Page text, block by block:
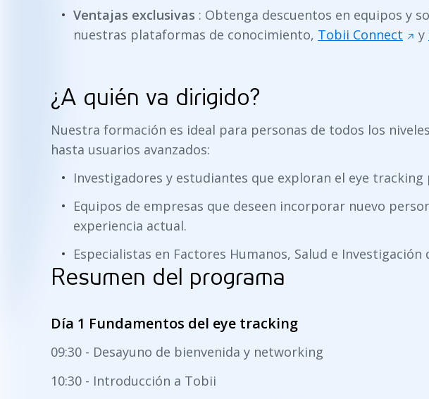
Ventajas exclusivas : Obtenga descuentos en equipos y
nuestras plataformas de conocimiento, Tobii Connect y
¿A quién va dirigido?
Nuestra formación es ideal para personas de todos los
hasta usuarios avanzados:
Investigadores y estudiantes que exploran el eye
Equipos de empresas que deseen incorporar nuevo
experiencia actual.
Especialistas en Factores Humanos, Salud e Investigación
Resumen del programa
Día 1 Fundamentos del eye tracking
09:30 - Desayuno de bienvenida y networking
10:30 - Introducción a Tobii